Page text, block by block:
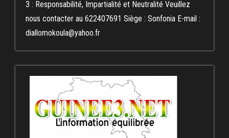
3 : Responsabilité, Impartialité et Neutralité Veuillez
nous contacter au 622407691 Siège : Sonfonia E-mail :
diallomokoula@yahoo.fr